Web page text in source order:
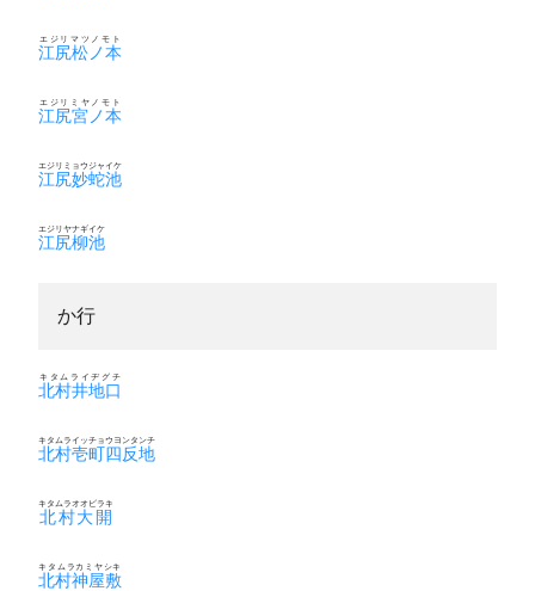
江尻松ノ本
エジリマツノモト
江尻宮ノ本
エジリミヤノモト
江尻妙蛇池
エジリミョウジャイケ
江尻柳池
エジリヤナギイケ
か行
北村井地口
キタムライヂグチ
北村壱町四反地
キタムライッチョウヨンタンチ
北村大開
キタムラオオビラキ
北村神屋敷
キタムラカミヤシキ